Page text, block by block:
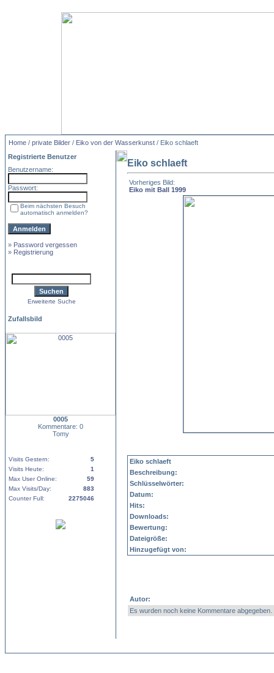
Home / private Bilder / Eiko von der Wasserkunst / Eiko schlaeft
Registrierte Benutzer
Benutzername:
Passwort:
Beim nächsten Besuch
automatisch anmelden?
» Password vergessen
» Registrierung
Erweiterte Suche
Zufallsbild
0005
Kommentare: 0
Tomy
Visits Gestern:
5
Visits Heute:
1
Max User Online:
59
Max Visits/Day:
883
Counter Full:
2275046
Eiko schlaeft
Vorheriges Bild:
Eiko mit Ball 1999
Eiko schlaeft
Beschreibung:
Schlüsselwörter:
Datum:
Hits:
Downloads:
Bewertung:
Dateigröße:
Hinzugefügt von:
Autor:
Es wurden noch keine Kommentare abgegeben.